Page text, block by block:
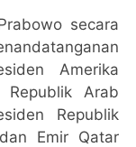
secara
Amerika
Republik Arab
Republik
Emir Qatar